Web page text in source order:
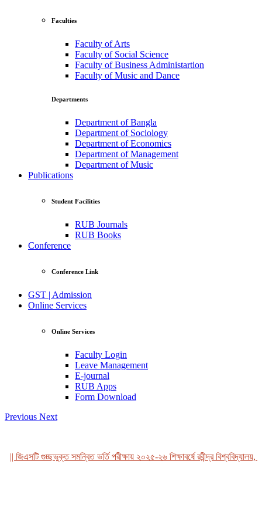
Faculties
Faculty of Arts
Faculty of Social Science
Faculty of Business Administartion
Faculty of Music and Dance
Departments
Department of Bangla
Department of Sociology
Department of Economics
Department of Management
Department of Music
Publications
Student Facilities
RUB Journals
RUB Books
Conference
Conference Link
GST | Admission
Online Services
Online Services
Faculty Login
Leave Management
E-journal
RUB Apps
Form Download
Previous Next
জিএসটি গুচ্ছভুক্ত সমন্বিত ভর্তি পরীক্ষায় ২০২৫-২৬ শিক্ষাবর্ষে রবীন্দ্র বিশ্ববিদ্যালয়,